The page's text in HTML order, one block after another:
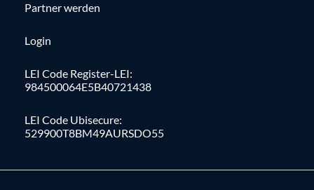
Partner werden
Login
LEI Code Register-LEI:
984500064E5B40721438
LEI Code Ubisecure:
529900T8BM49AURSDO55